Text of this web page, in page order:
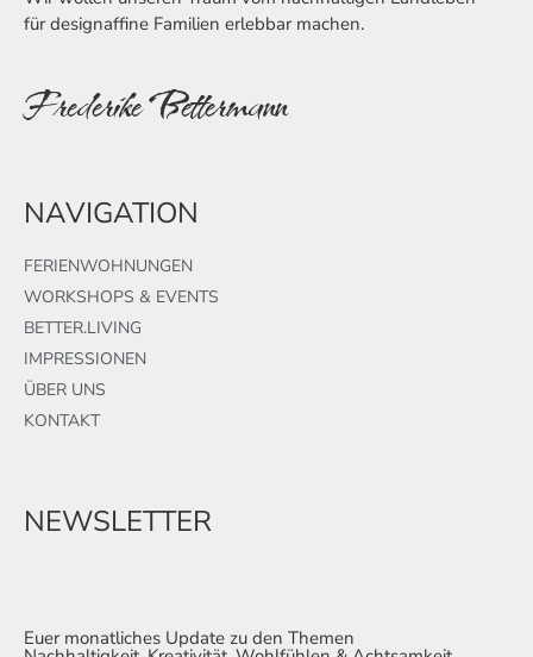
für designaffine Familien erlebbar machen.
Frederike Bettermann
NAVIGATION
FERIENWOHNUNGEN
WORKSHOPS & EVENTS
BETTER.LIVING
IMPRESSIONEN
ÜBER UNS
KONTAKT
NEWSLETTER
Euer monatliches Update zu den Themen